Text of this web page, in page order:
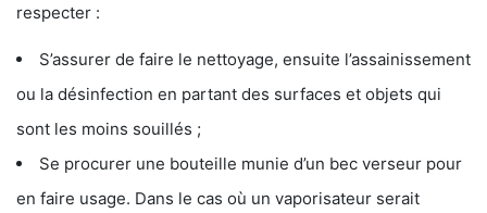
respecter :
S’assurer de faire le nettoyage, ensuite l’assainissement
ou la désinfection en partant des surfaces et objets qui
sont les moins souillés ;
Se procurer une bouteille munie d’un bec verseur pour
en faire usage. Dans le cas où un vaporisateur serait